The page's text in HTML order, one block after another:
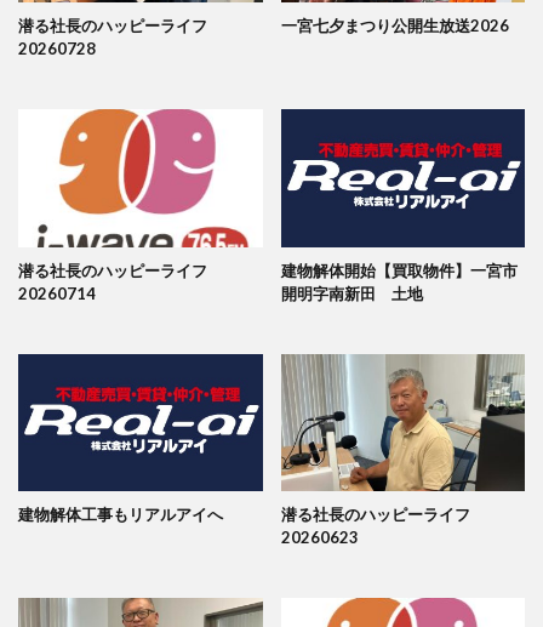
潜る社長のハッピーライフ
20260728
一宮七夕まつり公開生放送2026
潜る社長のハッピーライフ
20260714
建物解体開始【買取物件】一宮市
開明字南新田 土地
建物解体工事もリアルアイへ
潜る社長のハッピーライフ
20260623